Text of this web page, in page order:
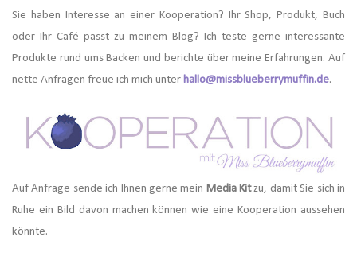
Sie haben Interesse an einer Kooperation? Ihr Shop, Produkt, Buch
oder Ihr Café passt zu meinem Blog? Ich teste gerne interessante
Produkte rund ums Backen und berichte über meine Erfahrungen. Auf
nette Anfragen freue ich mich unter hallo@missblueberrymuffin.de.
Auf Anfrage sende ich Ihnen gerne mein Media Kitzu, damit Sie sich in
Ruhe ein Bild davon machen können wie eine Kooperation aussehen
könnte.